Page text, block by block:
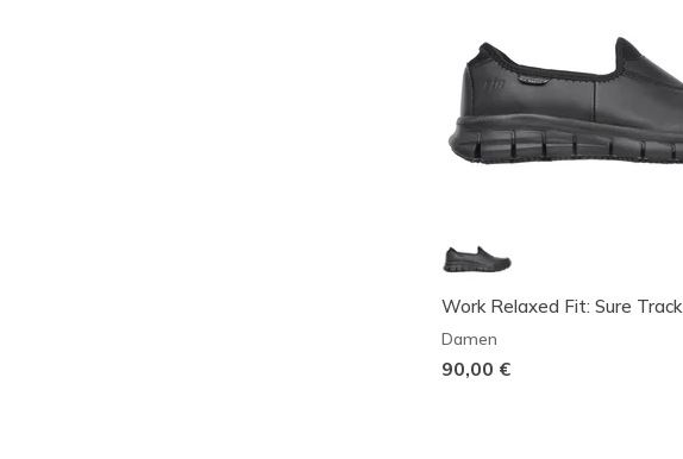
Work Relaxed Fit: Sure Track
Damen
90,00 €